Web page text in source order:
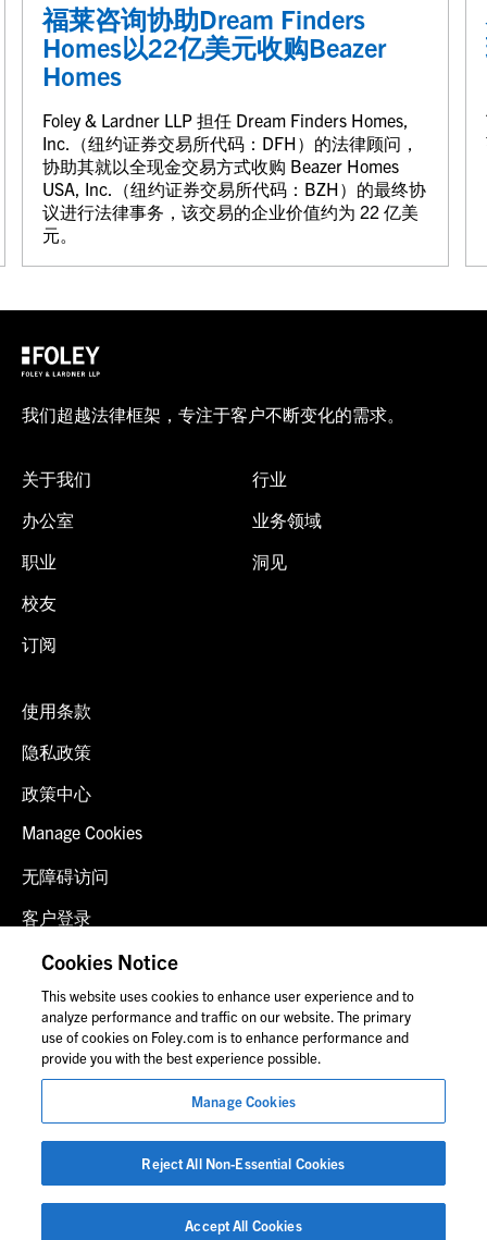
福莱咨询协助Dream Finders
Homes以22亿美元收购Beazer
Homes
Foley & Lardner LLP 担任 Dream Finders Homes,
Inc.（纽约证券交易所代码：DFH）的法律顾问，
协助其就以全现金交易方式收购 Beazer Homes
USA, Inc.（纽约证券交易所代码：BZH）的最终协
议进行法律事务，该交易的企业价值约为 22 亿美
元。
我们超越法律框架，专注于客户不断变化的需求。
关于我们
办公室
职业
校友
订阅
行业
业务领域
洞见
使用条款
隐私政策
政策中心
Manage Cookies
无障碍访问
客户登录
诈骗预警
联系我们
© 2026 福里尔·拉德纳律师事务所
律师广告
图片中的人物可能并非福莱公司员工。
Cookies Notice
This website uses cookies to enhance user experience and to
analyze performance and traffic on our website. The primary
use of cookies on Foley.com is to enhance performance and
provide you with the best experience possible.
Manage Cookies
Reject All Non-Essential Cookies
Accept All Cookies